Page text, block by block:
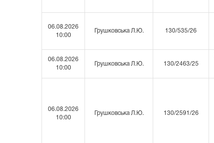
06.08.2026
10:00
Грушковська Л.Ю. 130/535/26
06.08.2026
10:00
Грушковська Л.Ю. 130/2463/25
06.08.2026
10:00
Грушковська Л.Ю. 130/2591/26